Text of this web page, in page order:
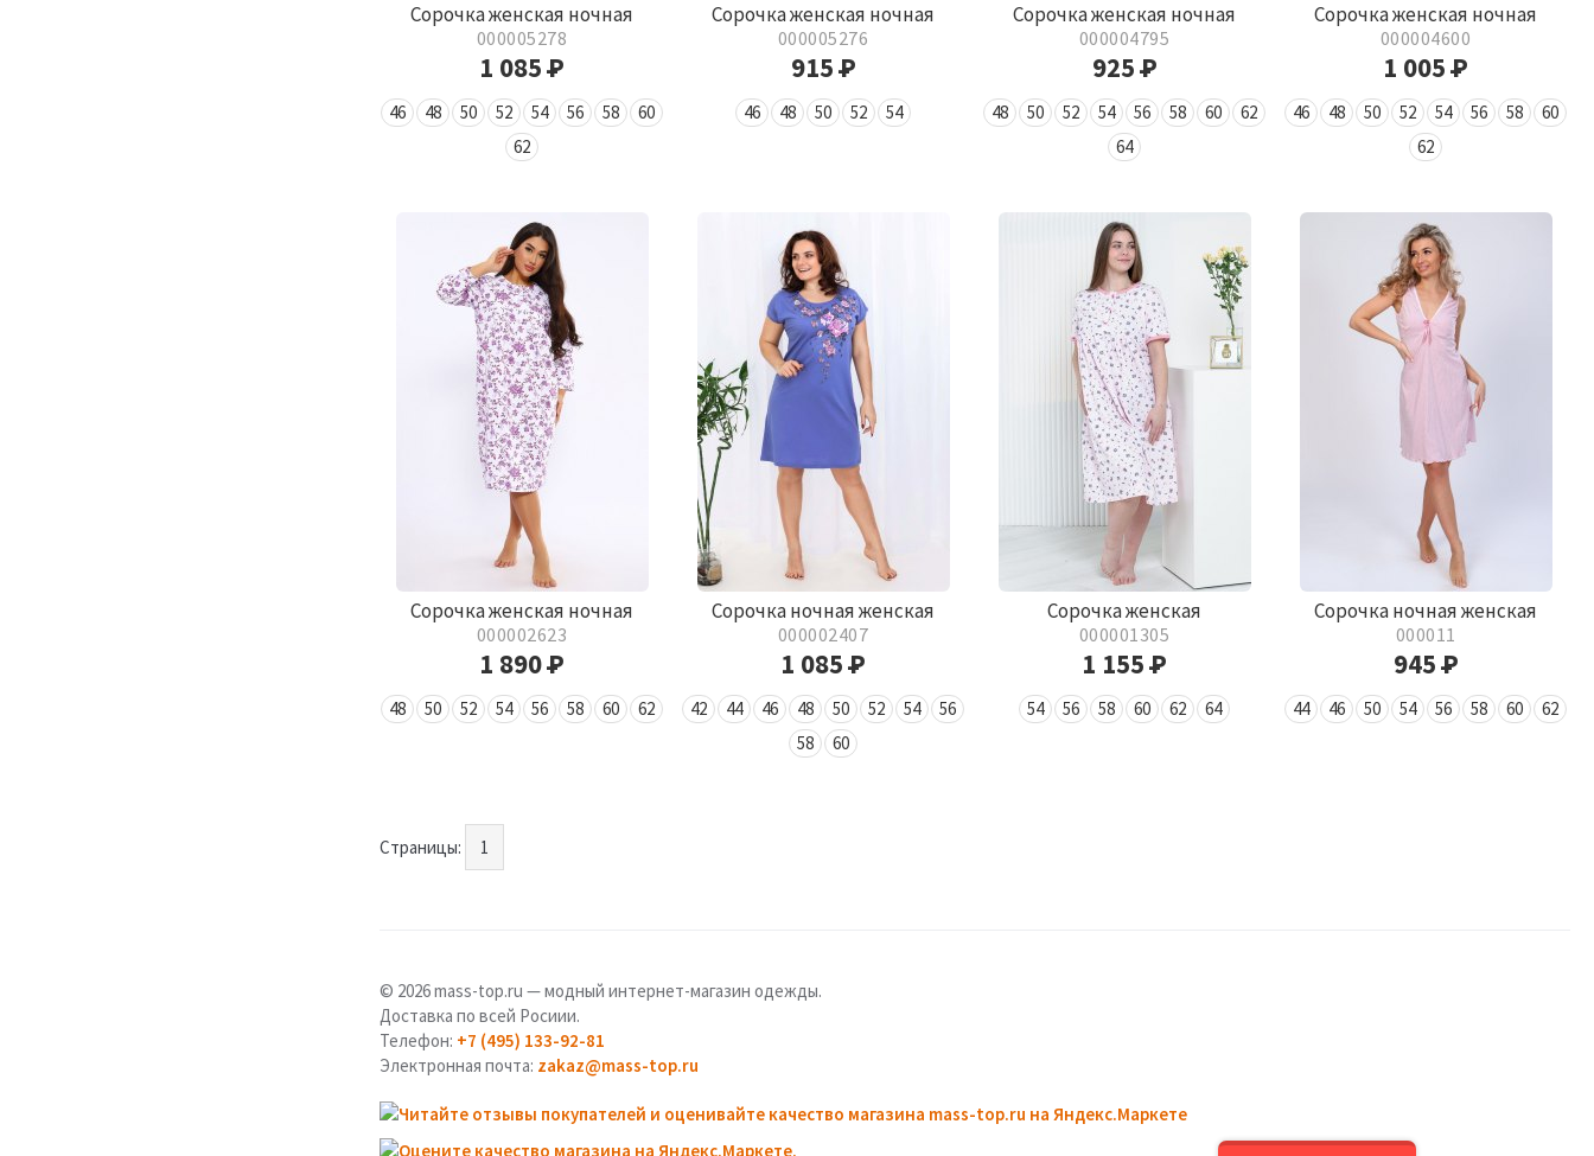
Сорочка женская ночная
000005278
1 085Р
46 48 50 52 54 56 58
60
62
Сорочка женская ночная
000005276
915Р
46 48 50 52 54
Сорочка женская ночная
000004795
925Р
48 50 52 54 56 58 60
62
64
Сорочка женская ночная
000004600
1 005Р
46 48 50 52 54 56 58
60
62
Сорочка женская ночная
000002623
1 890Р
48 50 52 54 56 58 60 62
Сорочка ночная женская
000002407
1 085Р
42 44 46 48 50 52 54
56
58
60
Сорочка женская
000001305
1 155Р
54 56 58 60 62 64
Сорочка ночная женская
000011
945Р
44 46 50 54 56 58 60 62
Страницы: 1
© 2026 mass-top.ru — модный интернет-магазин одежды.
Доставка по всей Росиии.
Телефон: +7 (495) 133-92-81
Электронная почта: zakaz@mass-top.ru